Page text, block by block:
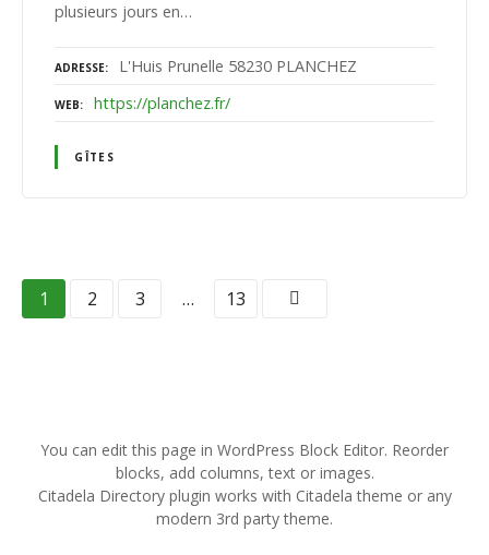
plusieurs jours en…
ADRESSE L'Huis Prunelle 58230 PLANCHEZ
WEB https://planchez.fr/
GÎTES
1 2 3 … 13
You can edit this page in WordPress Block Editor. Reorder
blocks, add columns, text or images.
Citadela Directory plugin works with Citadela theme or any
modern 3rd party theme.